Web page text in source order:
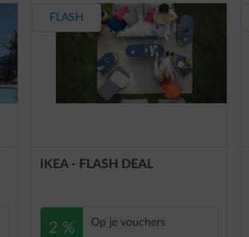
FLASH
IKEA - FLASH DEAL
2 % Op je vouchers